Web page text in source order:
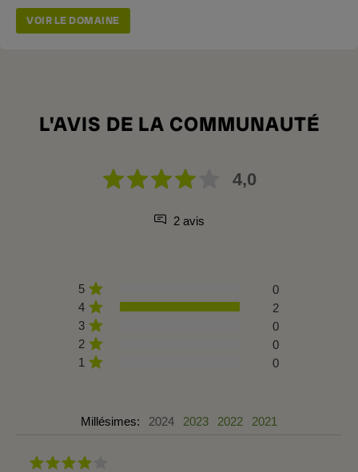
VOIR LE DOMAINE
L'AVIS DE LA COMMUNAUTÉ
4,0
2 avis
5
0
4
2
3
0
2
0
1
0
Millésimes: 2024 2023 2022 2021